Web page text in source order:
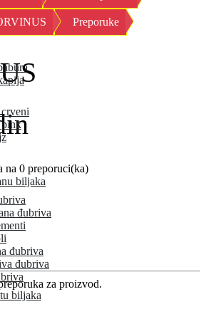
pink
biljaka
đubriva
đubriva
đubriva
biljaka
Preporuke
na 0 preporuci(ka)
za proizvod.